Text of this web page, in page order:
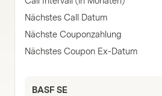
Nächstes Call Datum
Nächste Couponzahlung
Nächstes Coupon Ex-Datum
BASF SE